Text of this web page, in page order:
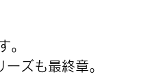
。
ズも最終章。